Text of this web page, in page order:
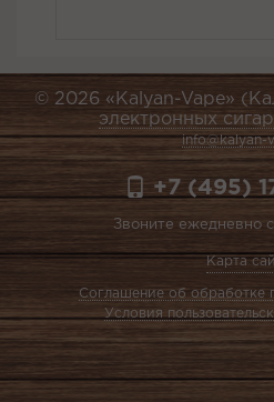
© 2026 «Kalyan-Vape»
электронных
info@kalyan-
+7 (495)
Звоните ежедневно
Карта
Соглашение об обработке
Условия